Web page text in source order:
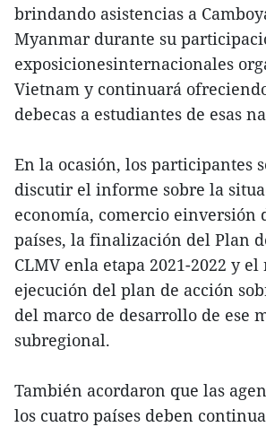
brindando asistencias a
Myanmar durante su
exposicionesinternacionales
Vietnam y continuará
debecas a estudiantes de esas
En la ocasión, los participantes
discutir el informe sobre la
economía, comercio einversión
países, la finalización del Plan
CLMV enla etapa 2021-2022 y
ejecución del plan de acción
del marco de desarrollo de ese
subregional.
También acordaron que las
los cuatro países deben